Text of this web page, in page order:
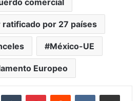
comercial
por 27 países
México-UE
Europeo
Tumblr PinterestReddit VKontakteShare via Email